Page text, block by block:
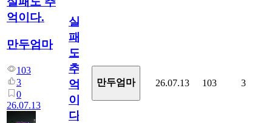
억이다.
만두엄마
103
3
0
26.07.13
실
패
도
추
억
이
다.
만두엄마 26.07.13 103 3